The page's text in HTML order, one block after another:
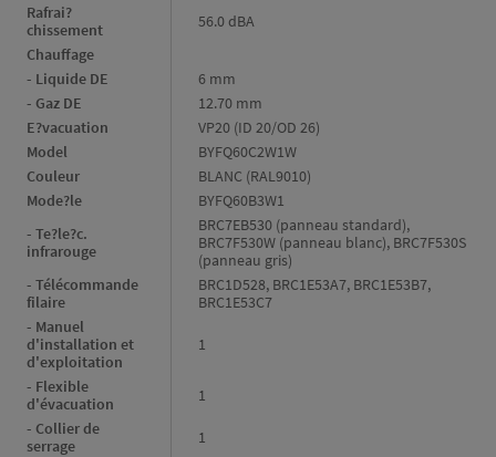
Rafrai?
chissement
56.0 dBA
Chauffage
- Liquide DE
6 mm
- Gaz DE
12.70 mm
E?vacuation
VP20 (ID 20/OD 26)
Model
BYFQ60C2W1W
Couleur
BLANC (RAL9010)
Mode?le
BYFQ60B3W1
- Te?le?c.
infrarouge
BRC7EB530 (panneau standard),
BRC7F530W (panneau blanc), BRC7F530S
(panneau gris)
- Télécommande
filaire
BRC1D528, BRC1E53A7, BRC1E53B7,
BRC1E53C7
- Manuel
d'installation et
d'exploitation
1
- Flexible
d'évacuation
1
- Collier de
serrage
1